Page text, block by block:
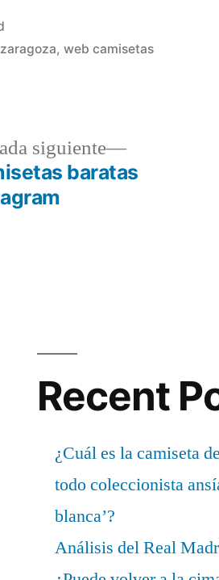
,web camisetas
siguiente
Entrada
siguiente:
baratas
Recent
¿Cuál es la camiseta
todo coleccionista
blanca’?
Análisis del Real